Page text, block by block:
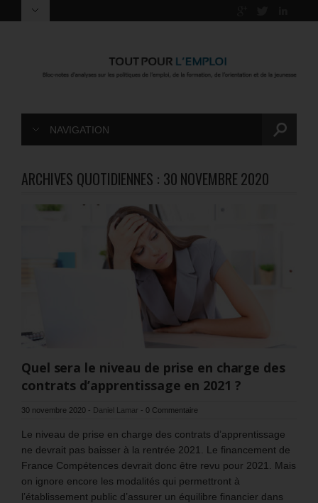
NAVIGATION
ARCHIVES QUOTIDIENNES : 30 NOVEMBRE 2020
Quel sera le niveau de prise en charge des
contrats d’apprentissage en 2021 ?
30 novembre 2020 - Daniel Lamar - 0 Commentaire
Le niveau de prise en charge des contrats d’apprentissage
ne devrait pas baisser à la rentrée 2021. Le financement de
France Compétences devrait donc être revu pour 2021. Mais
on ignore encore les modalités qui permettront à
l’établissement public d’assurer un équilibre financier dans